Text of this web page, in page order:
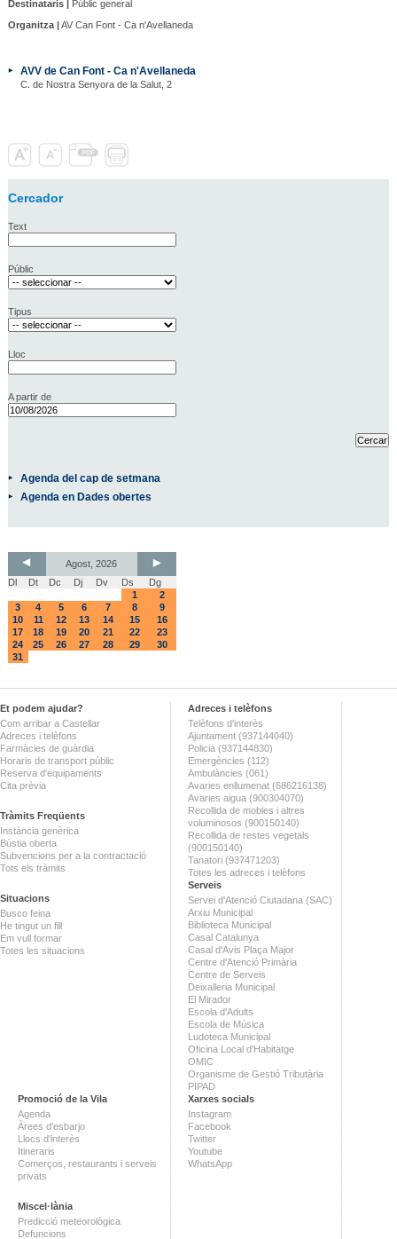
Destinataris |Públic general
Organitza |AV Can Font - Ca n'Avellaneda
AVV de Can Font - Ca n'Avellaneda
C. de Nostra Senyora de la Salut, 2
Cercador
Text
Públic
Tipus
Lloc
A partir de
Agenda del cap de setmana
Agenda en Dades obertes
Agost, 2026
Dl
Dt Dc Dj Dv Ds
Dg
1
2
3
4 5 6 7 8
9
10
11 12 13 14 15
16
17
18 19 20 21 22
23
24
25 26 27 28 29
30
31
Et podem ajudar?
Com arribar a Castellar
Adreces i telèfons
Farmàcies de guàrdia
Horaris de transport públic
Reserva d'equipaments
Cita prèvia
Tràmits Freqüents
Instància genèrica
Bústia oberta
Subvencions per a la contractació
Tots els tràmits
Situacions
Busco feina
He tingut un fill
Em vull formar
Totes les situacions
Adreces i telèfons
Telèfons d'interès
Ajuntament (937144040)
Policia (937144830)
Emergències (112)
Ambulàncies (061)
Avaries enllumenat (686216138)
Avaries aigua (900304070)
Recollida de mobles i altres
voluminosos (900150140)
Recollida de restes vegetals
(900150140)
Tanatori (937471203)
Totes les adreces i telèfons
Serveis
Servei d'Atenció Ciutadana (SAC)
Arxiu Municipal
Biblioteca Municipal
Casal Catalunya
Casal d'Avis Plaça Major
Centre d'Atenció Primària
Centre de Serveis
Deixalleria Municipal
El Mirador
Escola d'Adults
Escola de Música
Ludoteca Municipal
Oficina Local d'Habitatge
OMIC
Organisme de Gestió Tributària
PIPAD
Promoció de la Vila
Agenda
Àrees d'esbarjo
Llocs d'interès
Itineraris
Comerços, restaurants i serveis
privats
Miscel·lània
Predicció meteorològica
Defuncions
Xarxes socials
Instagram
Facebook
Twitter
Youtube
WhatsApp